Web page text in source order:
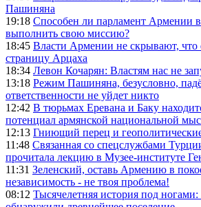
Пашиняна
19:18 Способен ли парламент Армении в
выполнить свою миссию?
18:45 Власти Армении не скрывают, что
страницу Арцаха
18:34 Левон Кочарян: Властям нас не
13:18 Режим Пашиняна, безусловно,
ответственности не уйдет никто
12:42 В тюрьмах Еревана и Баку
потенциал армянской национальной
12:13 Гниющий перец и
11:48 Связанная со спецслужбами
прочитала лекцию в Музее-институте
11:31 Зеленский, оставь Армению в
независимость - не твоя проблема!
08:12 Тысячелетняя история под